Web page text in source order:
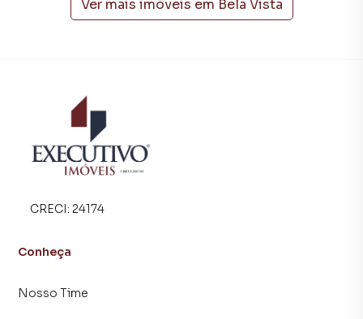
time de programadores, corretores treinados e uma
Ver mais imóveis em Bela Vista
CRECI: 24174
Conheça
Nosso Time